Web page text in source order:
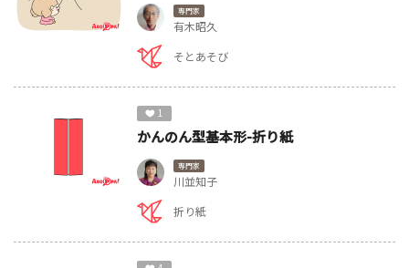
専門家
有木昭久
そとあそび
1
かんのん型基本形-折り紙
専門家
川並知子
折り紙